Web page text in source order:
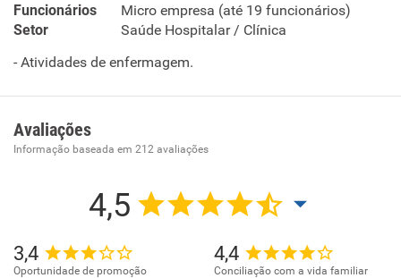
Funcionários
Micro empresa (até 19 funcionários)
Setor
Saúde Hospitalar / Clínica
- Atividades de enfermagem.
Avaliações
Informação baseada em 212 avaliações
4,5
3,4
Oportunidade de promoção
4,4
Conciliação com a vida familiar